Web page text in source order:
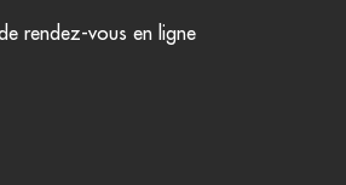
rendez-vous en ligne